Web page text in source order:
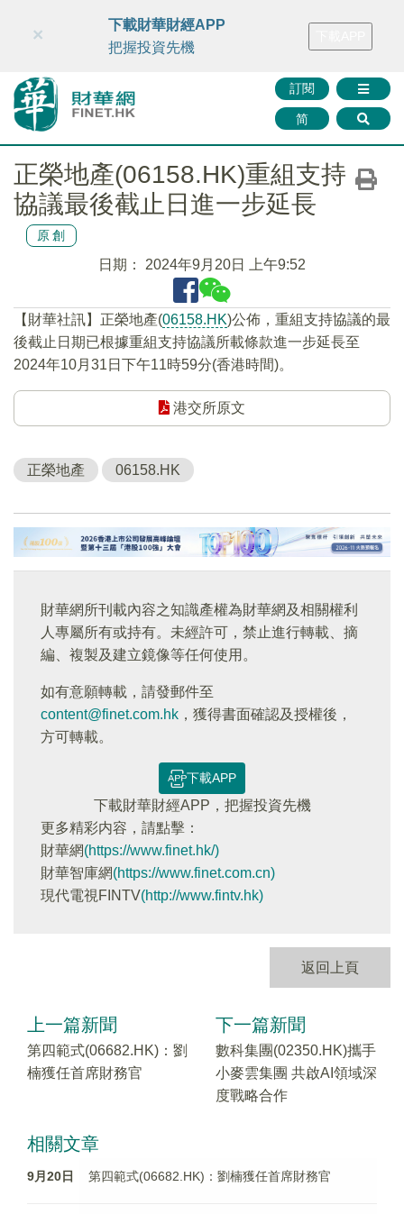
財華智庫網 FINTV FINMETA 財華證券 媒體矩陣
訂閱
简
×
下載財華財經APP
把握投資先機
正榮地產(06158.HK)重組支持
協議最後截止日進一步延長
原創
日期： 2024年9月20日 上午9:52
【財華社訊】正榮地產(06158.HK)公佈，重組支持協議的最
後截止日期已根據重組支持協議所載條款進一步延長至
2024年10月31日下午11時59分(香港時間)。
港交所原文
正榮地產 06158.HK
財華網所刊載內容之知識產權為財華網及相關權利
人專屬所有或持有。未經許可，禁止進行轉載、摘
編、複製及建立鏡像等任何使用。
如有意願轉載，請發郵件至
content@finet.com.hk ，獲得書面確認及授權後，
方可轉載。
下載APP
下載財華財經APP，把握投資先機
更多精彩内容，請點擊：
財華網(https://www.finet.hk/)
財華智庫網(https://www.finet.com.cn)
現代電視FINTV(http://www.fintv.hk)
返回上頁
上一篇新聞
第四範式(06682.HK)：劉
楠獲任首席財務官
下一篇新聞
數科集團(02350.HK)攜手
小麥雲集團 共啟AI領域深
度戰略合作
相關文章
9月20日 第四範式(06682.HK)：劉楠獲任首席財務官